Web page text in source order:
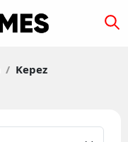
/ Kepez